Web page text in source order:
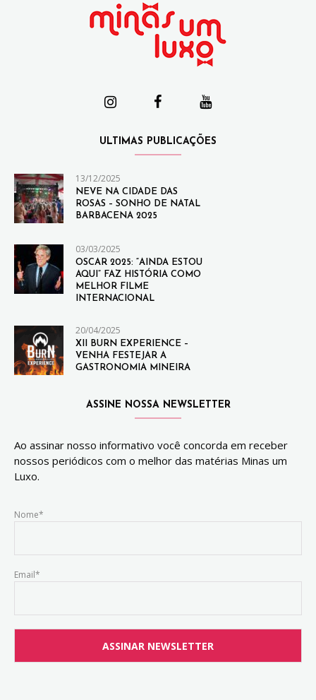
ULTIMAS PUBLICAÇÕES
13/12/2025
NEVE NA CIDADE DAS
ROSAS – SONHO DE NATAL
BARBACENA 2025
03/03/2025
OSCAR 2025: “AINDA ESTOU
AQUI” FAZ HISTÓRIA COMO
MELHOR FILME
INTERNACIONAL
20/04/2025
XII BURN EXPERIENCE –
VENHA FESTEJAR A
GASTRONOMIA MINEIRA
ASSINE NOSSA NEWSLETTER
Ao assinar nosso informativo você concorda em receber
nossos periódicos com o melhor das matérias Minas um
Luxo.
Nome*
Email*